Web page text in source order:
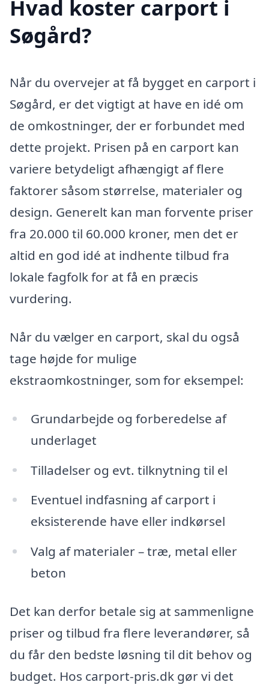
Hvad koster carport i
Søgård?
Når du overvejer at få bygget en carport i
Søgård, er det vigtigt at have en idé om
de omkostninger, der er forbundet med
dette projekt. Prisen på en carport kan
variere betydeligt afhængigt af flere
faktorer såsom størrelse, materialer og
design. Generelt kan man forvente priser
fra 20.000 til 60.000 kroner, men det er
altid en god idé at indhente tilbud fra
lokale fagfolk for at få en præcis
vurdering.
Når du vælger en carport, skal du også
tage højde for mulige
ekstraomkostninger, som for eksempel:
Grundarbejde og forberedelse af
underlaget
Tilladelser og evt. tilknytning til el
Eventuel indfasning af carport i
eksisterende have eller indkørsel
Valg af materialer – træ, metal eller
beton
Det kan derfor betale sig at sammenligne
priser og tilbud fra flere leverandører, så
du får den bedste løsning til dit behov og
budget. Hos carport-pris.dk gør vi det